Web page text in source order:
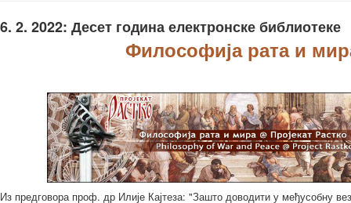
6. 2. 2022: Десет година електронске библиотеке
Философија рата и
Из предговора проф. др Илије Кајтеза: "Зашто доводити у међусобну